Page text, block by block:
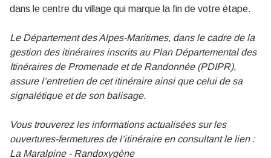
dans le centre du village qui marque la fin de votre étape.
Le Département des Alpes-Maritimes, dans le cadre de la
gestion des itinéraires inscrits au Plan Départemental des
Itinéraires de Promenade et de Randonnée (PDIPR),
assure l’entretien de cet itinéraire ainsi que celui de sa
signalétique et de son balisage.
Vous trouverez les informations actualisées sur les
ouvertures-fermetures de l’itinéraire en consultant le lien :
La Maralpine - Randoxygène